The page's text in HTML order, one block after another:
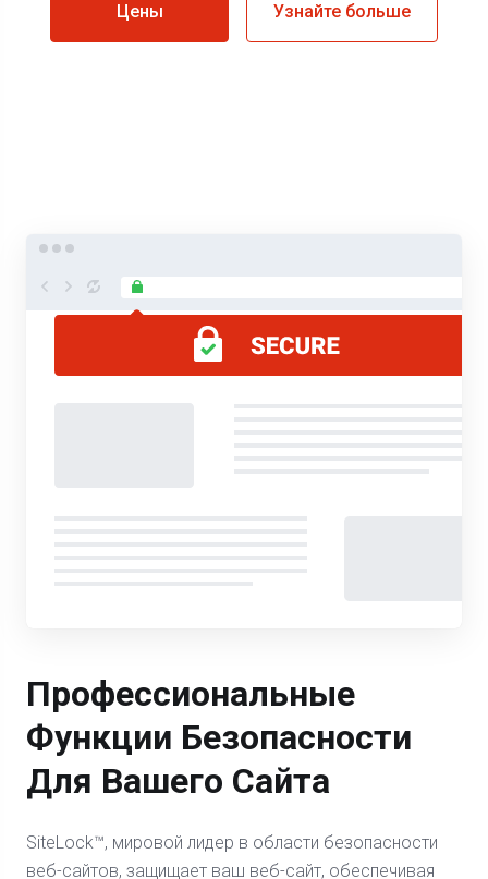
Цены Узнайте больше
Профессиональные
Функции Безопасности
Для Вашего Сайта
SiteLock™, мировой лидер в области безопасности
веб-сайтов, защищает ваш веб-сайт, обеспечивая